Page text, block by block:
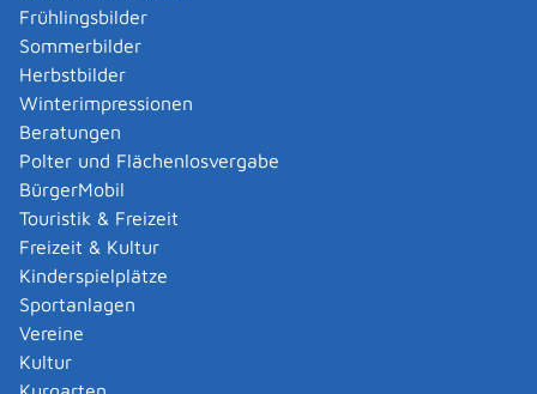
Frühlingsbilder
Sommerbilder
Herbstbilder
Winterimpressionen
Beratungen
Polter und Flächenlosvergabe
BürgerMobil
Touristik & Freizeit
Freizeit & Kultur
Kinderspielplätze
Sportanlagen
Vereine
Kultur
Deutsche Rentenversicherung Baden-Württemberg -
Hauptsitz Karlsruhe
Deutsche Rentenversicherung Baden-Württemberg -
Regionalzentrum Reutlingen
Deutsche Rentenversicherung Knappschaft-Bahn-See
Gemeinde Sonnenbühl
Leistungsdetails
Voraussetzungen
Sie haben:
die Regelaltersgrenze erreicht und
die Mindestversicherungszeit (Wartezeit) von fünf
Jahren erfüllt und